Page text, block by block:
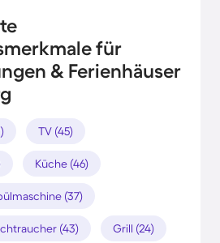
für
& Ferienhäuser
TV (45)
Küche (46)
(37)
(43) Grill (24)